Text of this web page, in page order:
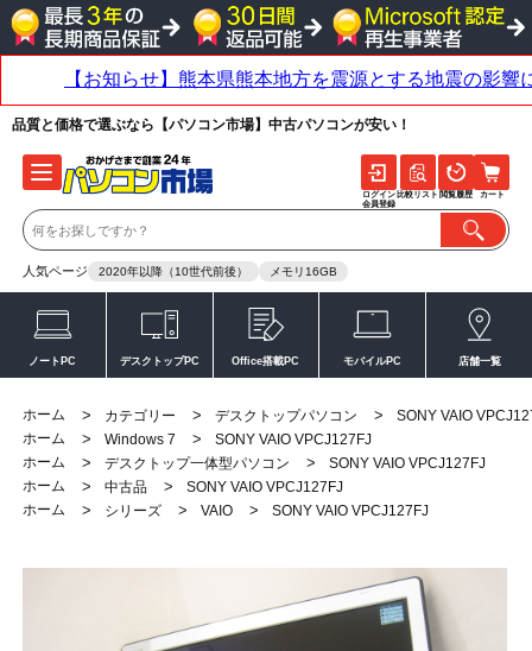
品質と価格で選ぶなら【パソコン市場】中古パソコンが安い！
人気ページ 2020年以降（10世代前後） メモリ16GB
ログイン
会員登録
比較リスト 閲覧履歴 カート
ノートPC デスクトップPC Office搭載PC モバイルPC 店舗一覧
ホーム > カテゴリー > デスクトップパソコン >
SONY VAIO
ホーム
> Windows 7 >
SONY VAIO VPCJ127FJ
ホーム
> デスクトップ一体型パソコン >
SONY VAIO VPCJ127FJ
ホーム
> 中古品 >
SONY VAIO VPCJ127FJ
ホーム
> シリーズ > VAIO > SONY VAIO VPCJ127FJ